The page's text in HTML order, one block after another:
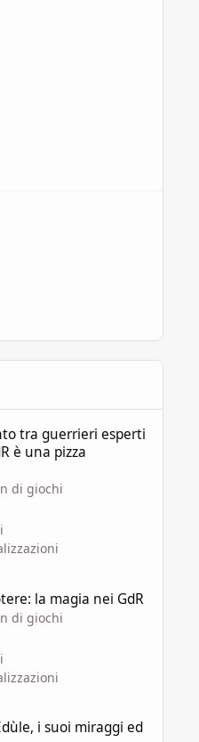
tra guerrieri esperti
è una pizza
di giochi
la magia nei GdR
di giochi
i suoi miraggi ed